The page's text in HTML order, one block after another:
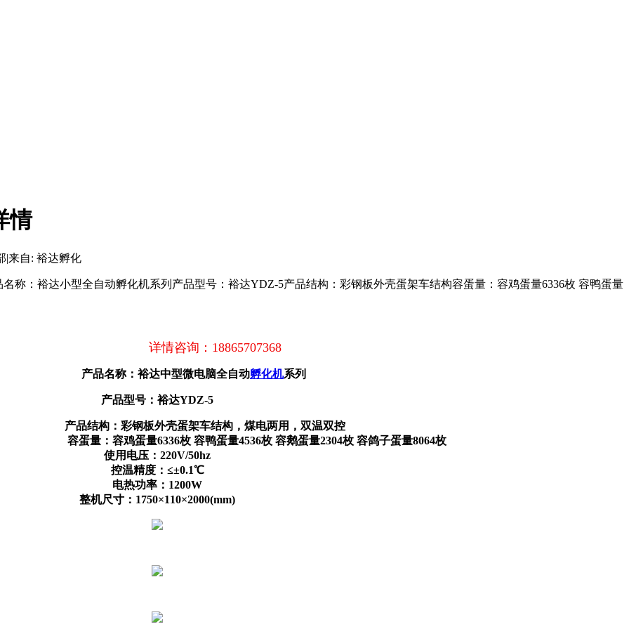
情
|来自: 裕达孵化
称：裕达小型全自动孵化机系列产品型号：裕达YDZ-5产品结构：彩钢板外壳蛋架车结构容蛋量：容鸡蛋量6336枚 容鸭蛋量
详情咨询：18865707368
产品名称：裕达中型微电脑全自动孵化机系列
产品型号：裕达YDZ-5
结构：彩钢板外壳蛋架车结构，煤电两用，双温双控
6336枚 容鸭蛋量4536枚 容鹅蛋量2304枚 容鸽子蛋量8064枚
使用电压：220V/50hz
控温精度：≤±0.1℃
电热功率：1200W
整机尺寸：1750×110×2000(mm)